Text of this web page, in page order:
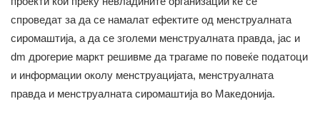
спроведат за да се намалат ефектите од менструалната
сиромаштија, а да се зголеми менструалната правда, јас и
dm дрогерие маркт решивме да трагаме по повеќе податоци
и информации околу менструацијата, менструалната
правда и менструалната сиромаштија во Македонија.